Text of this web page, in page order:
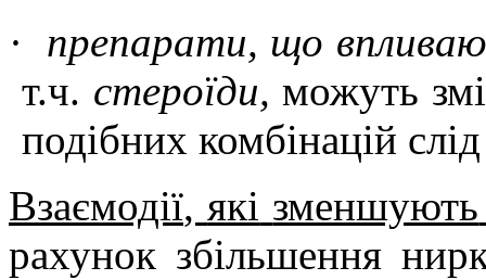
·
препарати, що
т.ч. стероїди, можуть
подібних комбінацій
Взаємодії, які зменшують
рахунок збільшення